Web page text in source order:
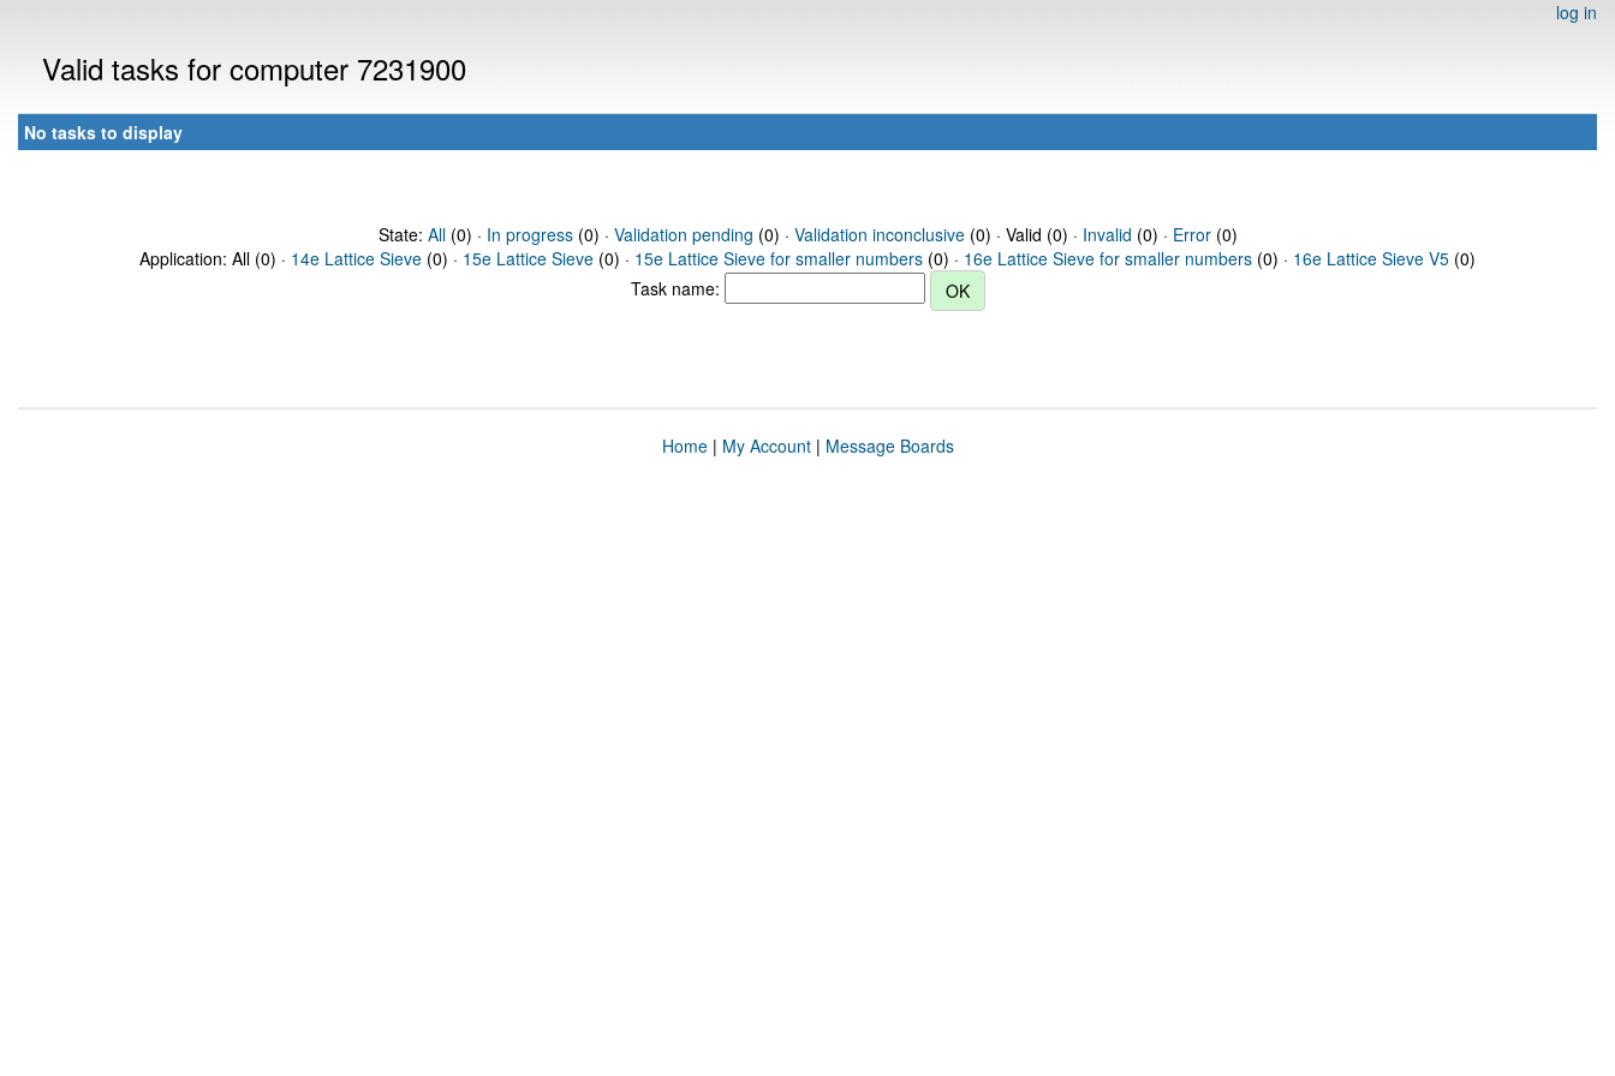
log in
Valid tasks for computer 7231900
No tasks to display
State: All(0) · In progress(0) · Validation pending (0) · Validation inconclusive(0) · Valid (0) · Invalid (0) · Error(0)
Application: All (0) · 14e Lattice Sieve (0) · 15e Lattice Sieve (0) · 15e Lattice Sieve for smaller numbers (0) · 16e Lattice Sieve for smaller numbers (0) · 16e Lattice Sieve V5 (0)
Task name:
Home| My Account| Message Boards